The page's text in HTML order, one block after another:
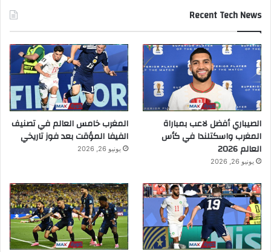
Recent Tech News
الصيباري أفضل لاعب بمباراة
المغرب واسكتلندا في كأس
العالم 2026
يونيو 26, 2026
المغرب خامس العالم في تصنيف
الفيفا المؤقت بعد فوز تاريخي
يونيو 26, 2026